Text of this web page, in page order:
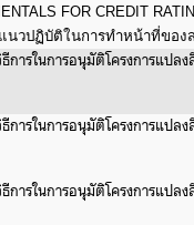
FOR CREDIT
แนวปฏิบัติในการทำหน้าที่ขอ
การในการอนุมัติโครงการแป
การในการอนุมัติโครงการแป
การในการอนุมัติโครงการแป